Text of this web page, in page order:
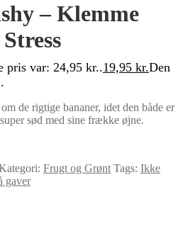
– Klemme
pris var: 24,95 kr..19,95 kr.Den
de rigtige bananer, idet den både er
sød med sine frække øjne.
Frugt og Grønt Tags: Ikke
gaver